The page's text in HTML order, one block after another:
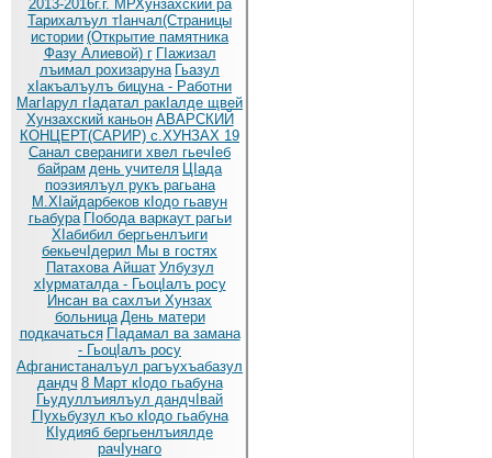
2013-2016г.г. МРХунзахский ра
Тарихалъул тIанчал(Страницы
истории (Открытие памятника
Фазу Алиевой) г ГIажизал
лъимал рохизаруна Гьазул
хIакъалъулъ бицуна - Работни
МагIарул гIадатал ракIалде щвей
Хунзахский каньон АВАРСКИЙ
КОНЦЕРТ(САРИР) с.ХУНЗАХ 19
Санал свераниги хвел гьечIеб
байрам день учителя ЦIада
поэзиялъул рукъ рагьана
М.ХIайдарбеков кIодо гьавун
гьабура ГIобода варкаут рагьи
ХIабибил бергьенлъиги
бекьечIдерил Мы в гостях
Патахова Айшат Улбузул
хIурматалда - ГьоцIалъ росу
Инсан ва сахлъи Хунзах
больница День матери
подкачаться ГIадамал ва замана
- ГьоцIалъ росу
Афганистаналъул рагъухъабазул
дандч 8 Март кIодо гьабуна
Гьудуллъиялъул дандчIвай
ГIухьбузул къо кIодо гьабуна
КIудияб бергьенлъиялде
рачIунаго